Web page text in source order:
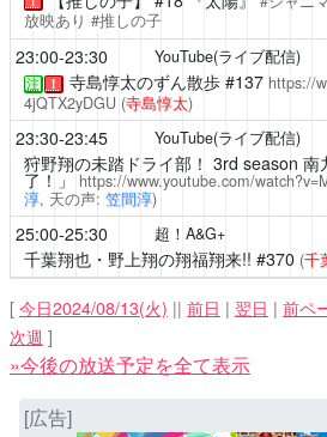
放映あり #推しの子
23:00-23:30 YouTube(ライブ配信)
注 ！ 寺島惇太のずん散歩#137 https://
4jQTX2yDGU (寺島惇太)
23:30-23:45 YouTube(ライブ配信)
狩野翔の未踏ドライ部！ 3rd season 南
了！」https://www.youtube.com/
淳, 天の声: 笠間淳)
25:00-25:30 超！A&G+
千葉翔也・野上翔の翔福翔来!! #370 (千
[ 今日2024/08/13(火) || 前日 | 翌日 | 前ペ
次週 ]
»今後の放送予定を全て表示
[広告]